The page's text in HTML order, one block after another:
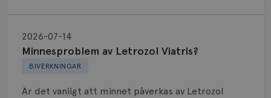
BIVERKNINGAR
Minnesproblem av Letrozol Viatris?
2026-07-14
Är det vanligt att minnet påverkas av Letrozol
Letrozol
Viatris?